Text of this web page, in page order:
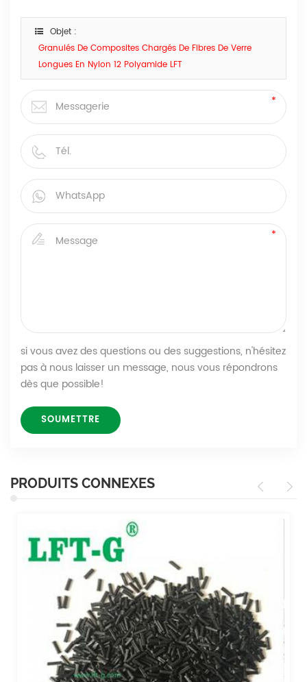
Objet :
Granulés De Composites Chargés De Fibres De Verre
Longues En Nylon 12 Polyamide LFT
si vous avez des questions ou des suggestions, n'hésitez
pas à nous laisser un message, nous vous répondrons
dès que possible!
PRODUITS CONNEXES